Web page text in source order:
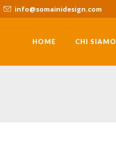
info@somainidesign.com
HOME CHI SIAMO